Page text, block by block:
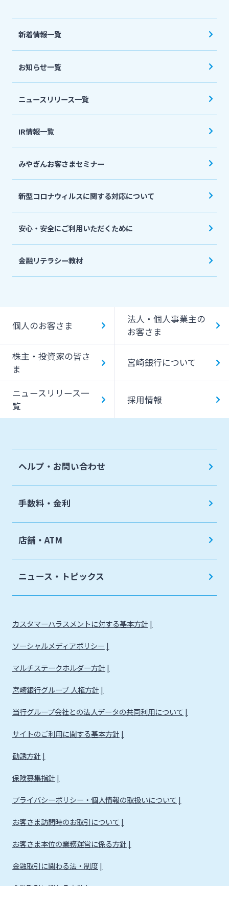
株主・投資家の皆さま
ニュースリリース一覧
採用情報
新着情報一覧
お知らせ一覧
ニュースリリース一覧
IR情報一覧
みやぎんお客さまセミナー
新型コロナウィルスに関する対応について
安心・安全にご利用いただくために
金融リテラシー教材
個人のお客さま
法人・個人事業主の
お客さま
株主・投資家の皆さ
ま
宮崎銀行について
ニュースリリース一
覧
採用情報
ヘルプ・お問い合わせ
手数料・金利
店舗・ATM
ニュース・トピックス
カスタマーハラスメントに対する基本方針
ソーシャルメディアポリシー
マルチステークホルダー方針
宮崎銀行グループ 人権方針
当行グループ会社との法人データの共同利用について
サイトのご利用に関する基本方針
勧誘方針
保険募集指針
プライバシーポリシー・個人情報の取扱いについて
お客さま訪問時のお取引について
お客さま本位の業務運営に係る方針
金融取引に関わる法・制度
金融取引に関わる方針